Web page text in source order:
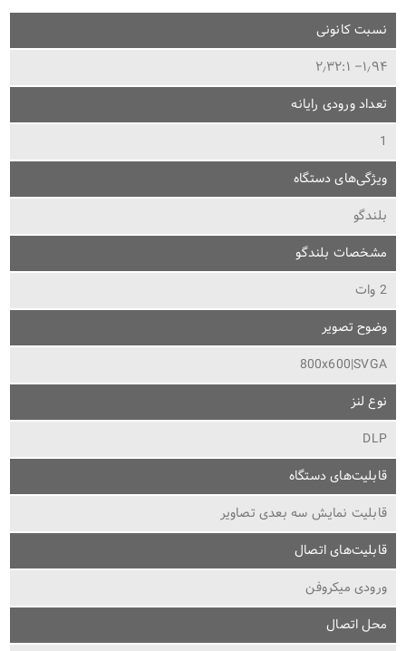
نسبت کانونی
۱٫۹۴– ۲٫۳۲:۱
تعداد ورودی رایانه
1
ویژگی‌های دستگاه
بلندگو
مشخصات بلندگو
2 وات
وضوح تصویر
800x600|SVGA
نوع لنز
DLP
قابلیت‌های دستگاه
قابلیت نمایش سه بعدی تصاویر
قابلیت‌های اتصال
ورودی میکروفن
محل اتصال